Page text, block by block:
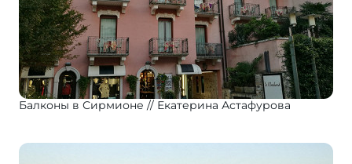
Балконы в Сирмионе Екатерина Астафурова